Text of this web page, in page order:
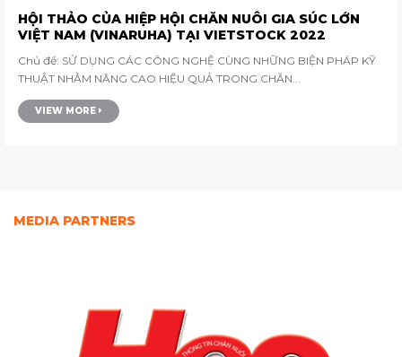
HỘI THẢO CỦA HIỆP HỘI CHĂN NUÔI GIA SÚC LỚN
VIỆT NAM (VINARUHA) TẠI VIETSTOCK 2022
Chủ đề: SỬ DỤNG CÁC CÔNG NGHỆ CÙNG NHỮNG BIỆN PHÁP KỸ
THUẬT NHẰM NÂNG CAO HIỆU QUẢ TRONG CHĂN...
VIEW MORE
MEDIA PARTNERS